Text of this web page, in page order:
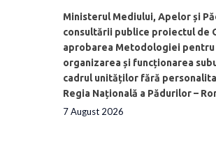
Ministerul Mediului, Apelor și
consultării publice proiectul de
aprobarea Metodologiei
organizarea și funcționarea
cadrul unităților fără
Regia Națională a Pădurilor –
7 August 2026